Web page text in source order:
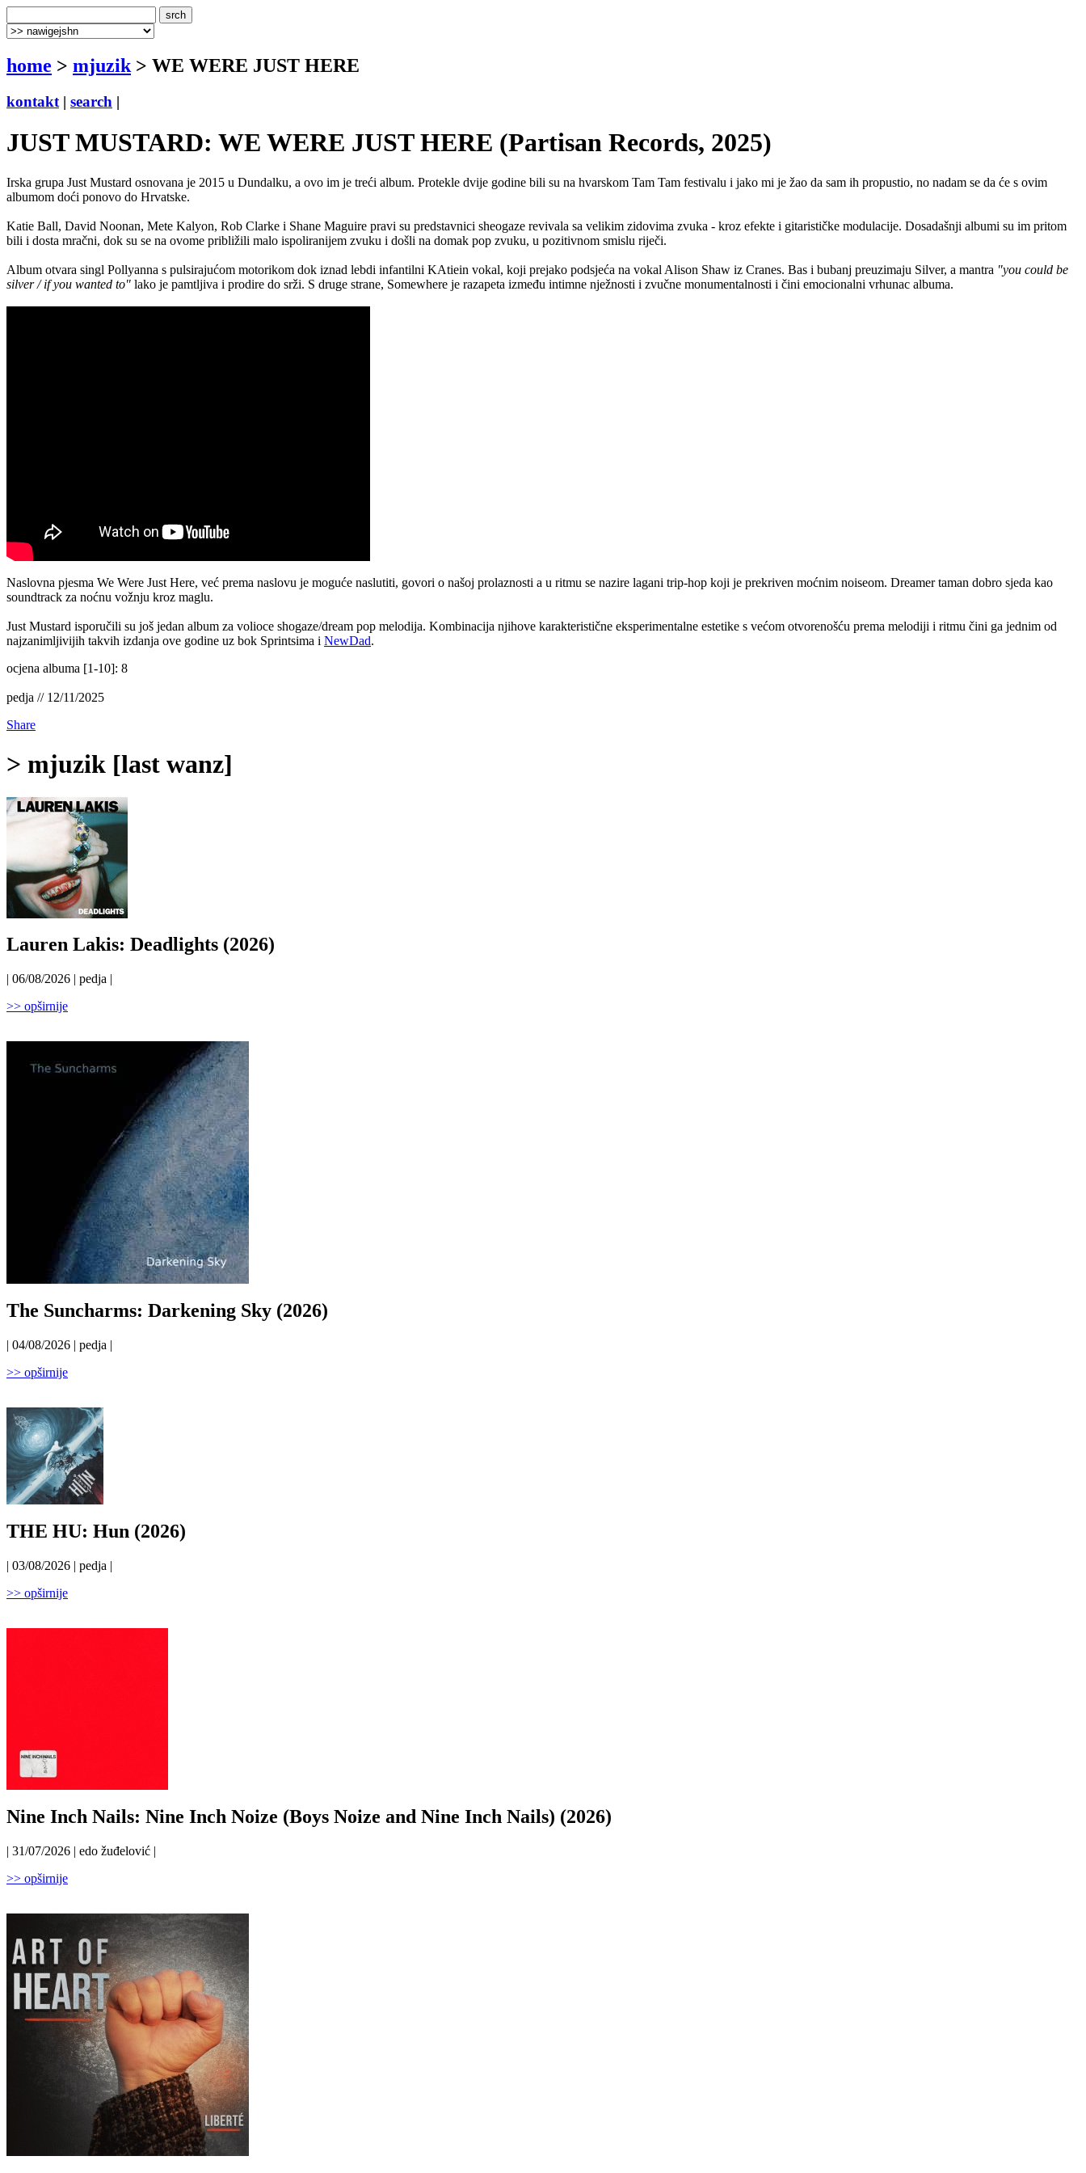
home > mjuzik > WE WERE JUST HERE
kontakt | search |
JUST MUSTARD: WE WERE JUST HERE (Partisan Records, 2025)
Irska grupa Just Mustard osnovana je 2015 u Dundalku, a ovo im je treći album. Protekle dvije godine bili su na hvarskom Tam Tam festivalu i jako mi je žao da sam ih propustio, no nadam se da će s ovim
albumom doći ponovo do Hrvatske.
Katie Ball, David Noonan, Mete Kalyon, Rob Clarke i Shane Maguire pravi su predstavnici sheogaze revivala sa velikim zidovima zvuka - kroz efekte i gitarističke modulacije. Dosadašnji albumi su im pritom
bili i dosta mračni, dok su se na ovome približili malo ispoliranijem zvuku i došli na domak pop zvuku, u pozitivnom smislu riječi.
Album otvara singl Pollyanna s pulsirajućom motorikom dok iznad lebdi infantilni KAtiein vokal, koji prejako podsjeća na vokal Alison Shaw iz Cranes. Bas i bubanj preuzimaju Silver, a mantra "you could be
silver / if you wanted to" lako je pamtljiva i prodire do srži. S druge strane, Somewhere je razapeta između intimne nježnosti i zvučne monumentalnosti i čini emocionalni vrhunac albuma.
Naslovna pjesma We Were Just Here, već prema naslovu je moguće naslutiti, govori o našoj prolaznosti a u ritmu se nazire lagani trip-hop koji je prekriven moćnim noiseom. Dreamer taman dobro sjeda kao
soundtrack za noćnu vožnju kroz maglu.
Just Mustard isporučili su još jedan album za volioce shogaze/dream pop melodija. Kombinacija njihove karakteristične eksperimentalne estetike s većom otvorenošću prema melodiji i ritmu čini ga jednim od
najzanimljivijih takvih izdanja ove godine uz bok Sprintsima i NewDad.
ocjena albuma [1-10]: 8
pedja // 12/11/2025
Share
> mjuzik [last wanz]
Lauren Lakis: Deadlights (2026)
| 06/08/2026 | pedja |
>> opširnije
The Suncharms: Darkening Sky (2026)
| 04/08/2026 | pedja |
>> opširnije
THE HU: Hun (2026)
| 03/08/2026 | pedja |
>> opširnije
Nine Inch Nails: Nine Inch Noize (Boys Noize and Nine Inch Nails) (2026)
| 31/07/2026 | edo žuđelović |
>> opširnije